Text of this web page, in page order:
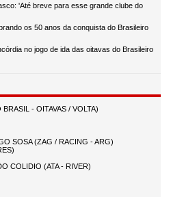
'Até breve para esse grande clube do
os 50 anos da conquista do Brasileiro
no jogo de ida das oitavas do Brasileiro